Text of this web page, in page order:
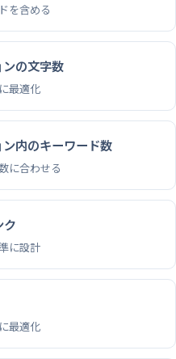
を含める
の文字数
最適化
内のキーワード数
に合わせる
ク
に設計
最適化